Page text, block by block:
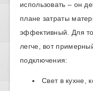
использовать – он
плане затраты
эффективный. Для
легче, вот
подключения:
Свет в кухне,